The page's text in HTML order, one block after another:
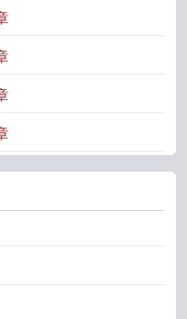
胃脘痛的药。雪夜冷得彻
图，是她本就温暖。当她的
深夜闯入她屋内，抓过她的
是哭音。“殿下，求您看看
脊梁，主动化作她掌中最温
恋，he。2.男女主均正常性
↓——预收文案——↓接档预收
身伶人】虞晚是虞国最受宠
的，唯有对失踪的侯府小少
管这闲事，无非是多个攀附